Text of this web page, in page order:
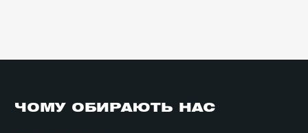
ЧОМУ ОБИРАЮТЬ НАС